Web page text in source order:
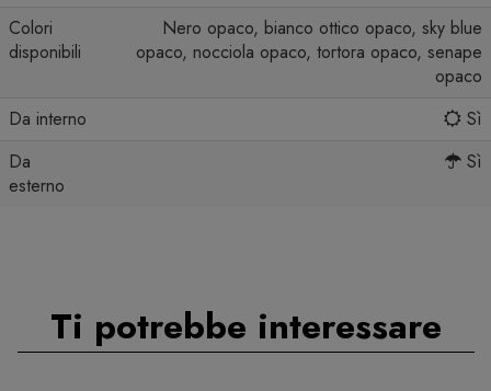
Colori
disponibili
Nero opaco, bianco ottico opaco, sky blue
opaco, nocciola opaco, tortora opaco, senape
opaco
Da interno
Sì
Da
esterno
Sì
Ti potrebbe interessare